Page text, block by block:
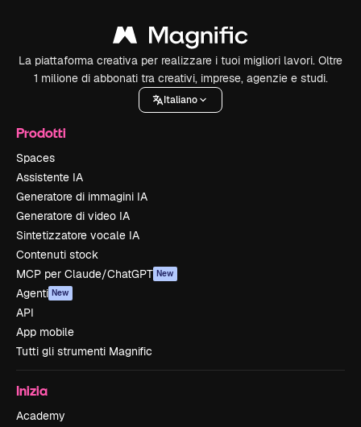
La piattaforma creativa per realizzare i tuoi migliori lavori. Oltre
1 milione di abbonati tra creativi, imprese, agenzie e studi.
Italiano
Prodotti
Spaces
Assistente IA
Generatore di immagini IA
Generatore di video IA
Sintetizzatore vocale IA
Contenuti stock
MCP per Claude/ChatGPT New
Agenti New
API
App mobile
Tutti gli strumenti Magnific
Inizia
Academy